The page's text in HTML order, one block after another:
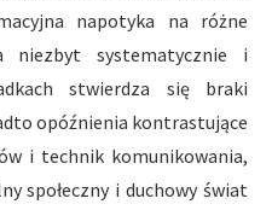
napotyka na różne
niezbyt systematycznie i
stwierdza się braki
opóźnienia kontrastujące
i technik komunikowania,
społeczny i duchowy świat